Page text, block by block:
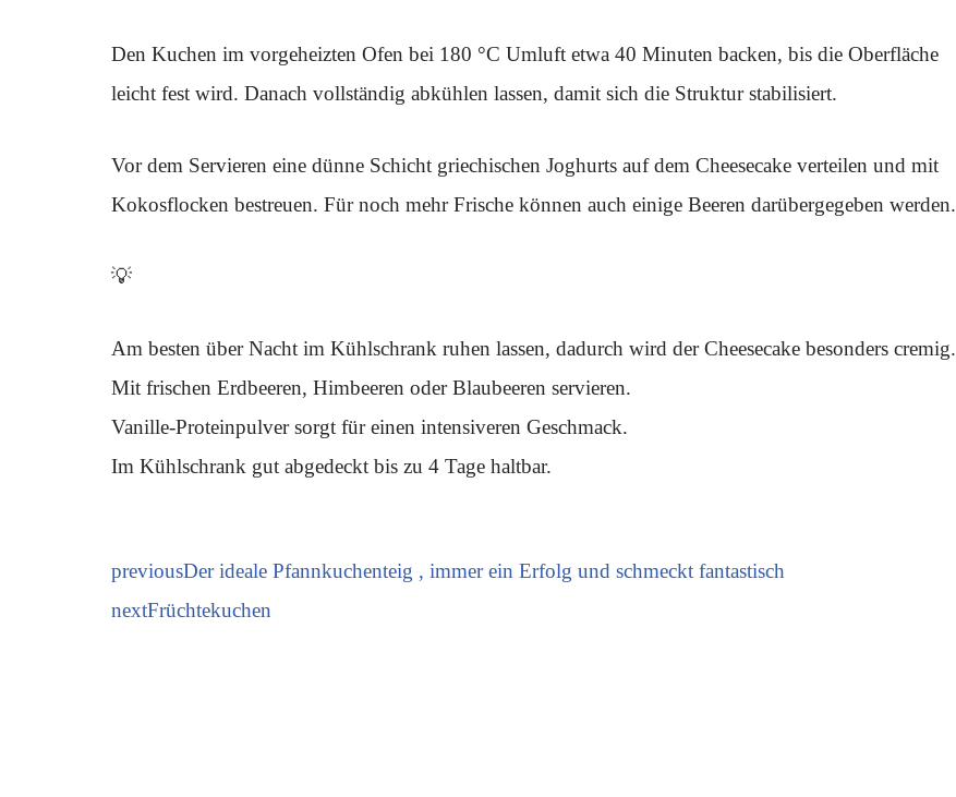
Den Kuchen im vorgeheizten Ofen bei 180 °C Umluft etwa 40 Minuten backen, bis die Oberfläche
leicht fest wird. Danach vollständig abkühlen lassen, damit sich die Struktur stabilisiert.
Vor dem Servieren eine dünne Schicht griechischen Joghurts auf dem Cheesecake verteilen und mit
Kokosflocken bestreuen. Für noch mehr Frische können auch einige Beeren darübergegeben werden.
💡
Am besten über Nacht im Kühlschrank ruhen lassen, dadurch wird der Cheesecake besonders cremig.
Mit frischen Erdbeeren, Himbeeren oder Blaubeeren servieren.
Vanille-Proteinpulver sorgt für einen intensiveren Geschmack.
Im Kühlschrank gut abgedeckt bis zu 4 Tage haltbar.
previousDer ideale Pfannkuchenteig , immer ein Erfolg und schmeckt fantastisch
nextFrüchtekuchen